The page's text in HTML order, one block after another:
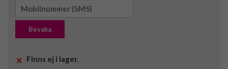
Bevaka
Finns ej i lager.